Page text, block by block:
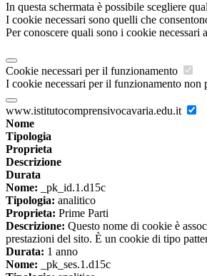
In questa schermata è possibile scegliere
I cookie necessari sono quelli che
Per conoscere quali sono i cookie necessari
Cookie necessari per il funzionamento
I cookie necessari per il funzionamento non
www.istitutocomprensivocavaria.edu.it
Nome
Tipologia
Proprieta
Descrizione
Durata
Nome: _pk_id.1.d15c
Tipologia: analitico
Proprieta: Prime Parti
Descrizione: Questo nome di cookie è
prestazioni del sito. È un cookie di tipo
Durata: 1 anno
Nome: _pk_ses.1.d15c